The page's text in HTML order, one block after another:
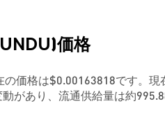
価格
価格は$0.00163818です。
動があり、流通供給量は約